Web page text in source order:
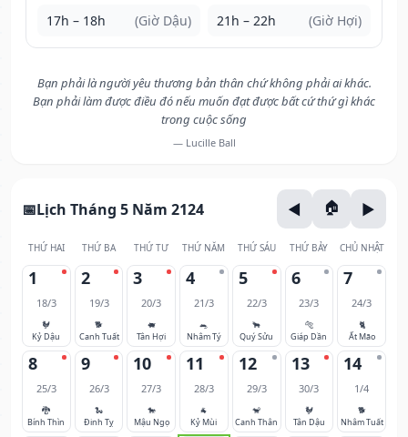
17h – 18h (Giờ Dậu) 21h – 22h (Giờ Hợi)
Bạn phải là người yêu thương bản thân chứ không phải ai khác.
Bạn phải làm được điều đó nếu muốn đạt được bất cứ thứ gì khác
trong cuộc sống
— Lucille Ball
Lịch Tháng 5 Năm 2124
THỨ HAI THỨ BA THỨ TƯ THỨ NĂM THỨ SÁU THỨ BẢY CHỦ NHẬT
1
18/3
🐓
Kỷ Dậu
2
19/3
🐕
Canh Tuất
3
20/3
🐖
Tân Hợi
4
21/3
🐀
Nhâm Tý
5
22/3
🐂
Quý Sửu
6
23/3
🐅
Giáp Dần
7
24/3
🐈
Ất Mão
8
25/3
🐉
Bính Thìn
9
26/3
🐍
Đinh Tỵ
10
27/3
🐎
Mậu Ngọ
11
28/3
🐐
Kỷ Mùi
12
29/3
🐒
Canh Thân
13
30/3
🐓
Tân Dậu
14
1/4
🐕
Nhâm Tuất